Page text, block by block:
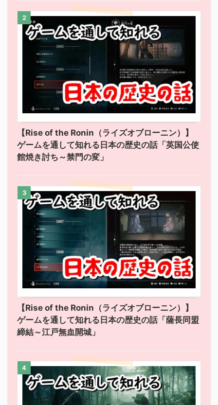
2
【Rise of the Ronin（ライズオブローニン）】
ゲームを通して知れる日本の歴史の話「英国公使
館焼き討ち～禁門の変」
3
【Rise of the Ronin（ライズオブローニン）】
ゲームを通して知れる日本の歴史の話「薩長同盟
締結～江戸無血開城」
4